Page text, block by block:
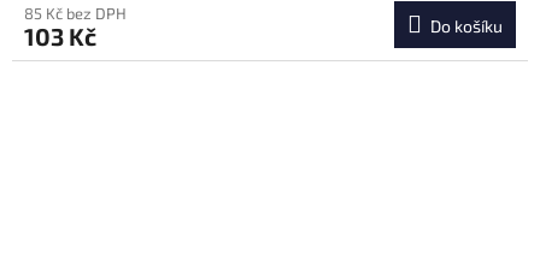
85 Kč bez DPH
103 Kč Do košíku